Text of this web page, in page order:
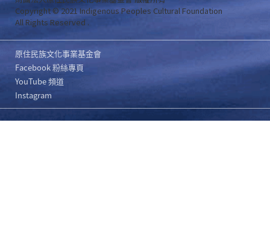
Copyright © 2021 Indigenous Peoples Cultural Foundation
All Rights Reserved .
原住民族文化事業基金會
Facebook 粉絲專頁
YouTube 頻道
Instagram